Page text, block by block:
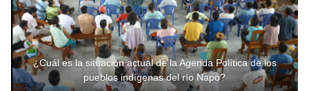
¿Cuál es la situación actual de la Agenda Política de los
pueblos indígenas del río Napo?